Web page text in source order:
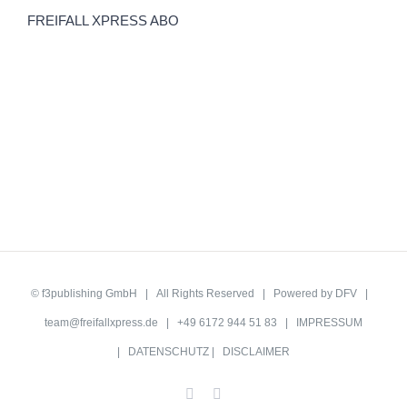
FREIFALL XPRESS ABO
© f3publishing GmbH | All Rights Reserved | Powered by DFV
team@freifallxpress.de | +49 6172 944 51 83 | IMPRESSUM
DATENSCHUTZ DISCLAIMER
Facebook